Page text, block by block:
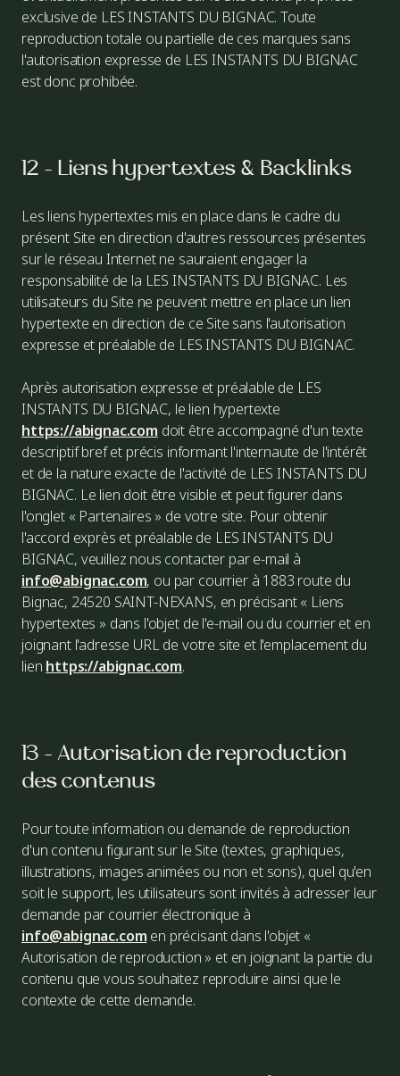
exclusive de LES INSTANTS DU BIGNAC. Toute
reproduction totale ou partielle de ces marques sans
l'autorisation expresse de LES INSTANTS DU BIGNAC
est donc prohibée.
12 - Liens hypertextes & Backlinks
Les liens hypertextes mis en place dans le cadre du
présent Site en direction d'autres ressources présentes
sur le réseau Internet ne sauraient engager la
responsabilité de la LES INSTANTS DU BIGNAC. Les
utilisateurs du Site ne peuvent mettre en place un lien
hypertexte en direction de ce Site sans l'autorisation
expresse et préalable de LES INSTANTS DU BIGNAC.
Après autorisation expresse et préalable de LES
INSTANTS DU BIGNAC, le lien hypertexte
https://abignac.com doit être accompagné d'un texte
descriptif bref et précis informant l'internaute de l'intérêt
et de la nature exacte de l'activité de LES INSTANTS DU
BIGNAC. Le lien doit être visible et peut figurer dans
l'onglet « Partenaires » de votre site. Pour obtenir
l'accord exprès et préalable de LES INSTANTS DU
BIGNAC, veuillez nous contacter par e-mail à
info@abignac.com, ou par courrier à 1883 route du
Bignac, 24520 SAINT-NEXANS, en précisant « Liens
hypertextes » dans l'objet de l'e-mail ou du courrier et en
joignant l'adresse URL de votre site et l'emplacement du
lien https://abignac.com.
13 - Autorisation de reproduction
des contenus
Pour toute information ou demande de reproduction
d'un contenu figurant sur le Site (textes, graphiques,
illustrations, images animées ou non et sons), quel qu'en
soit le support, les utilisateurs sont invités à adresser leur
demande par courrier électronique à
info@abignac.com en précisant dans l'objet «
Autorisation de reproduction » et en joignant la partie du
contenu que vous souhaitez reproduire ainsi que le
contexte de cette demande.